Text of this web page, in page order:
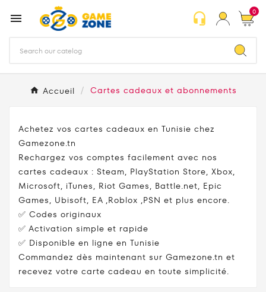
 headset_mic 0
Accueil Cartes cadeaux et abonnements
Achetez vos cartes cadeaux en Tunisie chez
Gamezone.tn
Rechargez vos comptes facilement avec nos
cartes cadeaux : Steam, PlayStation Store, Xbox,
Microsoft, iTunes, Riot Games, Battle.net, Epic
Games, Ubisoft, EA ,Roblox ,PSN et plus encore.
✅ Codes originaux
✅ Activation simple et rapide
✅ Disponible en ligne en Tunisie
Commandez dès maintenant sur Gamezone.tn et
recevez votre carte cadeau en toute simplicité.